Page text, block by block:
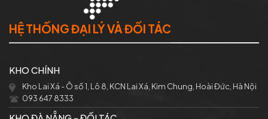
HỆ THỐNG ĐẠI LÝ VÀ ĐỐI TÁC
KHO CHÍNH
Kho Lai Xá - Ô số 1, Lô 8, KCN Lai Xá, Kim Chung, Hoài Đức, Hà Nội
093 647 8333